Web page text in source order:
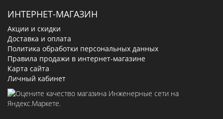
ИНТЕРНЕТ-МАГАЗИН
Акции и скидки
Доставка и оплата
Политика обработки персональных данных
Правила продажи в интернет-магазине
Карта сайта
Личный кабинет